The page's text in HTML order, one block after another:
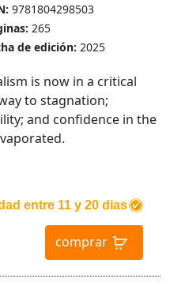
9781804298503
265
de edición: 2025
entre 11 y 20 dias
comprar
is now in a critical
to stagnation;
and confidence in the